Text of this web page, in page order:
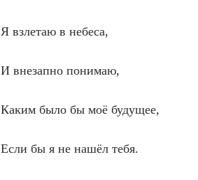
Я взлетаю в небеса,
И внезапно понимаю,
Каким было бы моё будущее,
Если бы я не нашёл тебя.